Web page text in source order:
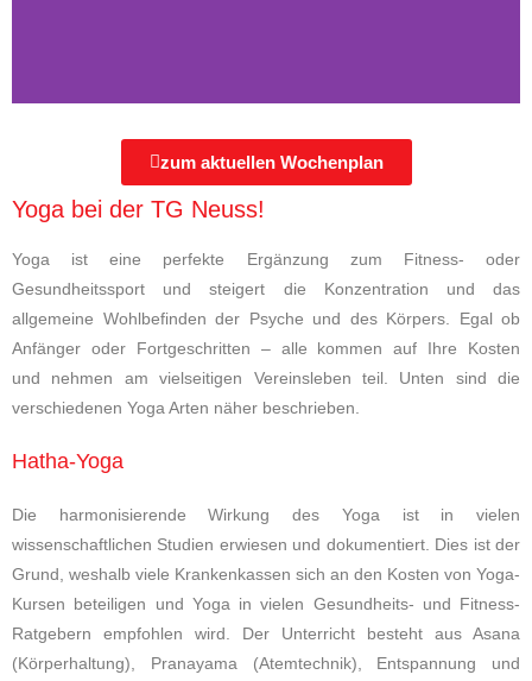
zum aktuellen Wochenplan
Yoga bei der TG Neuss!
Yoga ist eine perfekte Ergänzung zum Fitness- oder
Gesundheitssport und steigert die Konzentration und das
allgemeine Wohlbefinden der Psyche und des Körpers. Egal ob
Anfänger oder Fortgeschritten – alle kommen auf Ihre Kosten
und nehmen am vielseitigen Vereinsleben teil. Unten sind die
verschiedenen Yoga Arten näher beschrieben.
Hatha-Yoga
Die harmonisierende Wirkung des Yoga ist in vielen
wissenschaftlichen Studien erwiesen und dokumentiert. Dies ist der
Grund, weshalb viele Krankenkassen sich an den Kosten von Yoga-
Kursen beteiligen und Yoga in vielen Gesundheits- und Fitness-
Ratgebern empfohlen wird. Der Unterricht besteht aus Asana
(Körperhaltung), Pranayama (Atemtechnik), Entspannung und